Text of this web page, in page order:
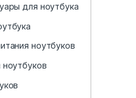
для ноутбука
ноутбуков